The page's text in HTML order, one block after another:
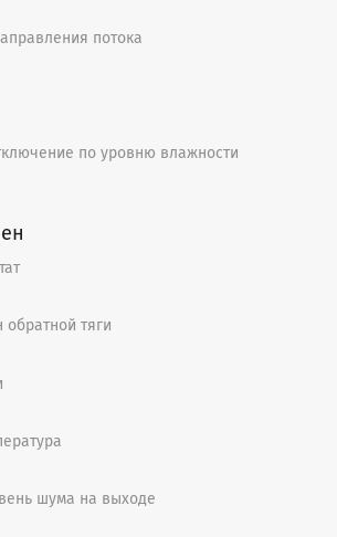
потока
по уровню влажности
тяги
шума на выходе